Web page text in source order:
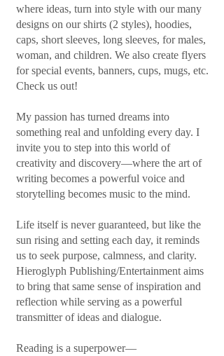
where ideas, turn into style with our many
designs on our shirts (2 styles), hoodies,
caps, short sleeves, long sleeves, for males,
woman, and children. We also create flyers
for special events, banners, cups, mugs, etc.
Check us out!
My passion has turned dreams into
something real and unfolding every day. I
invite you to step into this world of
creativity and discovery—where the art of
writing becomes a powerful voice and
storytelling becomes music to the mind.
Life itself is never guaranteed, but like the
sun rising and setting each day, it reminds
us to seek purpose, calmness, and clarity.
Hieroglyph Publishing/Entertainment aims
to bring that same sense of inspiration and
reflection while serving as a powerful
transmitter of ideas and dialogue.
Reading is a superpower—